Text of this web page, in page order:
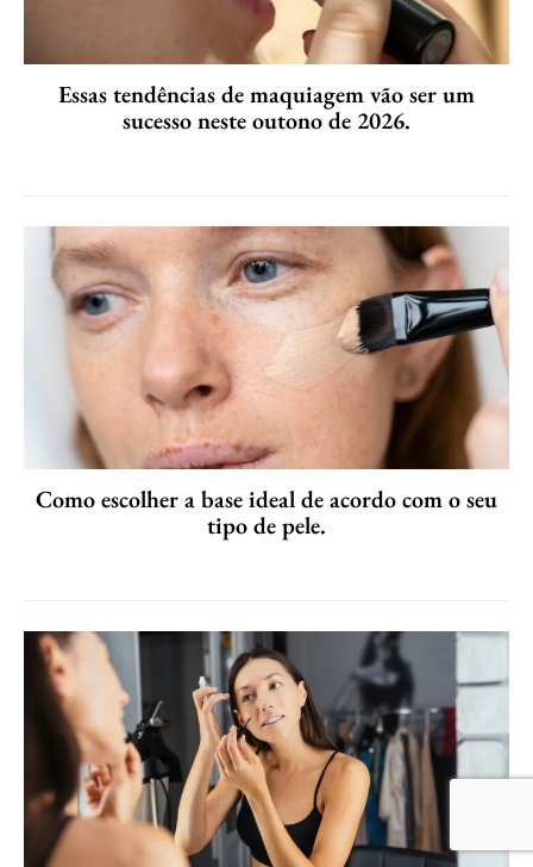
Essas tendências de maquiagem vão ser um
sucesso neste outono de 2026.
Como escolher a base ideal de acordo com o seu
tipo de pele.